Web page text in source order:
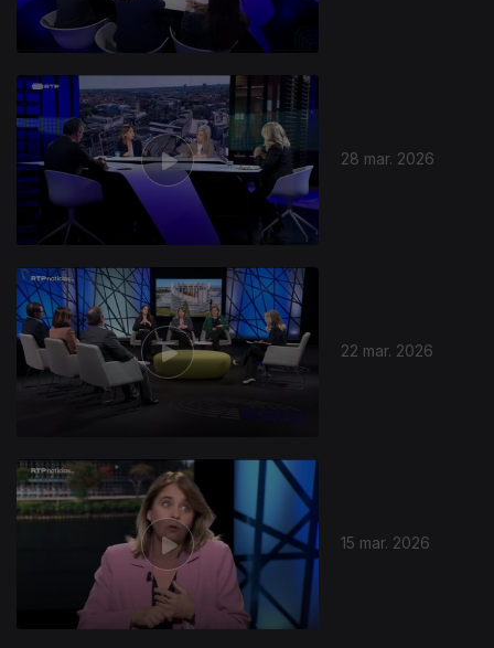
28 mar. 2026
22 mar. 2026
15 mar. 2026